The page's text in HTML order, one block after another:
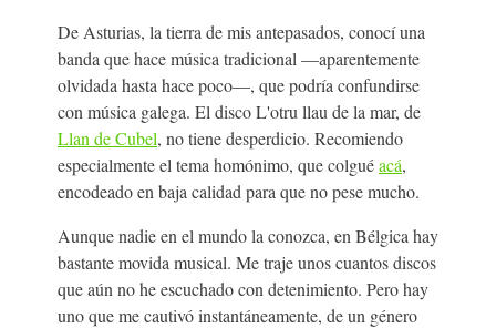
De Asturias, la tierra de mis antepasados, conocí una
banda que hace música tradicional —aparentemente
olvidada hasta hace poco—, que podría confundirse
con música galega. El disco L'otru llau de la mar, de
Llan de Cubel, no tiene desperdicio. Recomiendo
especialmente el tema homónimo, que colguéacá,
encodeado en baja calidad para que no pese mucho.
Aunque nadie en el mundo la conozca, en Bélgica hay
bastante movida musical. Me traje unos cuantos discos
que aún no he escuchado con detenimiento. Pero hay
uno que me cautivó instantáneamente, de un género